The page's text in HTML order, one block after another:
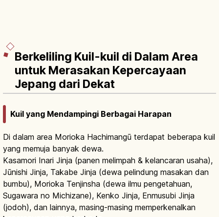
Berkeliling Kuil-kuil di Dalam Area
untuk Merasakan Kepercayaan
Jepang dari Dekat
Kuil yang Mendampingi Berbagai Harapan
Di dalam area Morioka Hachimangū terdapat beberapa kuil
yang memuja banyak dewa.
Kasamori Inari Jinja (panen melimpah & kelancaran usaha),
Jūnishi Jinja, Takabe Jinja (dewa pelindung masakan dan
bumbu), Morioka Tenjinsha (dewa ilmu pengetahuan,
Sugawara no Michizane), Kenko Jinja, Enmusubi Jinja
(jodoh), dan lainnya, masing-masing memperkenalkan